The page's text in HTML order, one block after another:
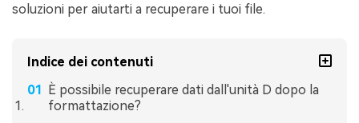
soluzioni per aiutarti a recuperare i tuoi file.
Indice dei contenuti
È possibile recuperare dati dall'unità D dopo la
formattazione?